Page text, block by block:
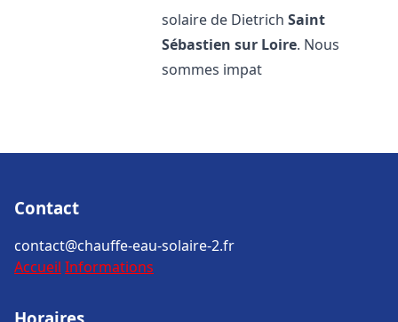
solaire de DietrichSaint
Sébastien sur Loire. Nous
sommes impat
Contact
contact@chauffe-eau-solaire-2.fr
Accueil Informations